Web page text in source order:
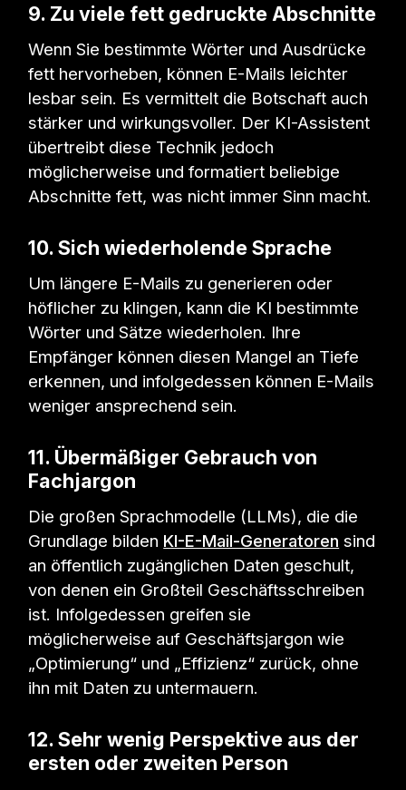
9. Zu viele fett gedruckte Abschnitte
Wenn Sie bestimmte Wörter und Ausdrücke
fett hervorheben, können E-Mails leichter
lesbar sein. Es vermittelt die Botschaft auch
stärker und wirkungsvoller. Der KI-Assistent
übertreibt diese Technik jedoch
möglicherweise und formatiert beliebige
Abschnitte fett, was nicht immer Sinn macht.
10. Sich wiederholende Sprache
Um längere E-Mails zu generieren oder
höflicher zu klingen, kann die KI bestimmte
Wörter und Sätze wiederholen. Ihre
Empfänger können diesen Mangel an Tiefe
erkennen, und infolgedessen können E-Mails
weniger ansprechend sein.
11. Übermäßiger Gebrauch von
Fachjargon
Die großen Sprachmodelle (LLMs), die die
Grundlage bilden KI-E-Mail-Generatoren sind
an öffentlich zugänglichen Daten geschult,
von denen ein Großteil Geschäftsschreiben
ist. Infolgedessen greifen sie
möglicherweise auf Geschäftsjargon wie
„Optimierung“ und „Effizienz“ zurück, ohne
ihn mit Daten zu untermauern.
12. Sehr wenig Perspektive aus der
ersten oder zweiten Person